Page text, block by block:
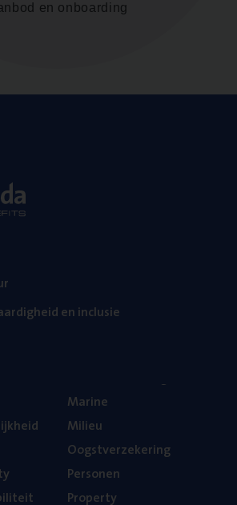
en onboarding
en inclusie
Mari­ne
Mili­eu
Oogst­ver­ze­ke­ring
Per­so­nen
Pro­per­ty